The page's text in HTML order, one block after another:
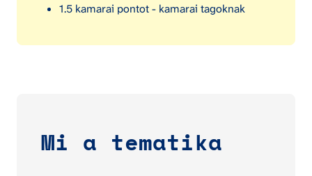
1.5 kamarai pontot - kamarai tagoknak
Mi a tematika